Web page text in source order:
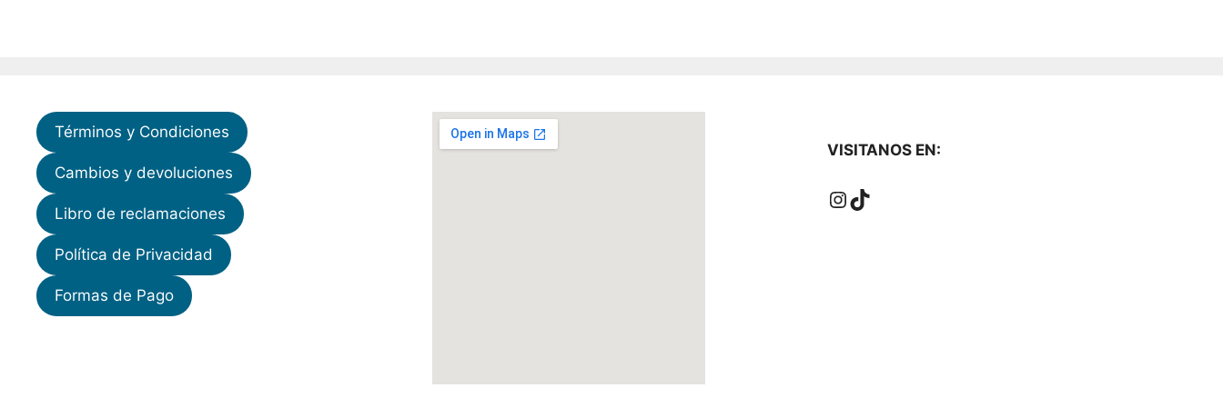
Términos y Condiciones
Cambios y devoluciones
Libro de reclamaciones
Política de Privacidad
Formas de Pago
VISITANOS EN:
Instagram
TikTok